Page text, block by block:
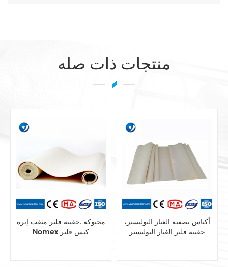
منتجات ذات صله
محبوكة
أكياس تصفية الغبار البوليستر،
حقيبة فلتر الغبار البوليستر
الاستاتيكيه حقيبة
أنظمة جمع الغبار